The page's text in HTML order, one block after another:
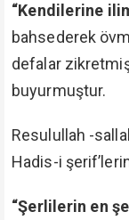
“Kendilerine
bahsederek
defalar
buyurmuştur.
Resulullah -
Hadis-i
“Şerlilerin en